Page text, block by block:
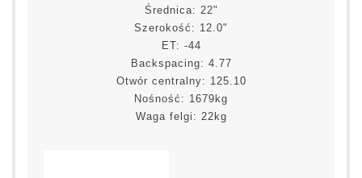
Średnica: 22"
Szerokość: 12.0"
ET: -44
Backspacing: 4.77
Otwór centralny: 125.10
Nośność: 1679kg
Waga felgi: 22kg